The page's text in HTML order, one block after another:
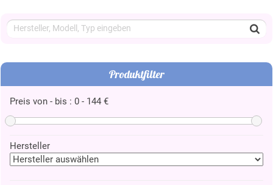
Produktfilter
Preis von - bis : 0 - 144 €
Hersteller